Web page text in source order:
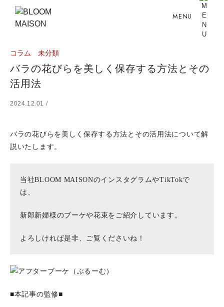
MENU
コラム 未分類
バラの花びらを美しく保存する方法とその
活用法
2024.12.01 /
バラの花びらを美しく保存する方法とその活用法について解
説いたします。
当社BLOOM MAISONのインスタグラムやTikTokで
は、
新郎新婦様のブーケや花束をご紹介しています。
よろしければ是非、ご覧くださいね！
■本記事の監修■